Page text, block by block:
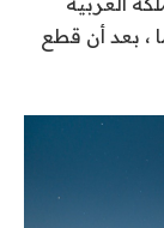
وصوله إلى مكة قبل 12 يومًا ، بعد أن قطع